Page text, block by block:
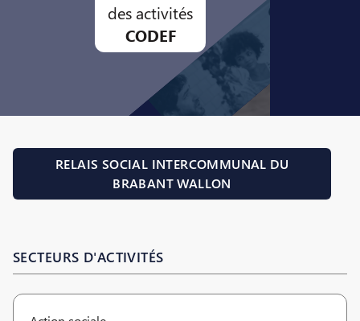
des activités
CODEF
RELAIS SOCIAL INTERCOMMUNAL DU
BRABANT WALLON
SECTEURS D'ACTIVITÉS